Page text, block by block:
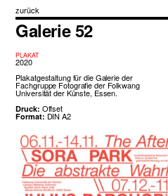
zurück
Galerie 52
PLAKAT
2020
Plakatgestaltung für die Galerie der
Fachgruppe Fotografie der Folkwang
Universität der Künste, Essen.
Druck: Offset
Format: DIN A2